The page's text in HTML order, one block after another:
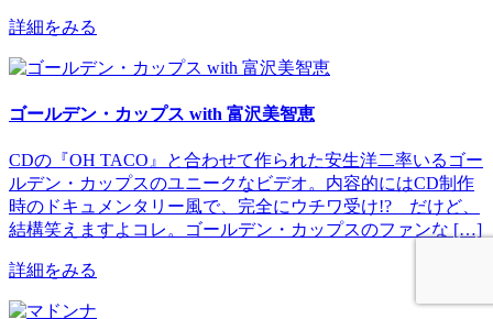
詳細をみる
ゴールデン・カップス with 富沢美智恵
CDの『OH TACO』と合わせて作られた安生洋二率いるゴー
ルデン・カップスのユニークなビデオ。内容的にはCD制作
時のドキュメンタリー風で、完全にウチワ受け!? だけど、
結構笑えますよコレ。ゴールデン・カップスのファンな […]
詳細をみる